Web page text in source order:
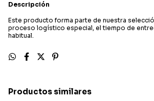
Descripción
Este producto forma parte de nuestra
proceso logístico especial, el tiempo de
habitual.
Productos similares